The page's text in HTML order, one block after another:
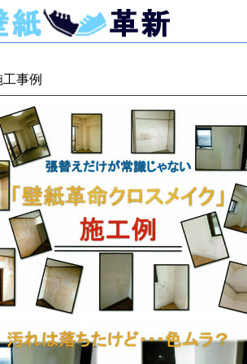
する
工事例